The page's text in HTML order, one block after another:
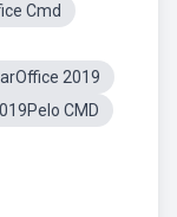
Cmd
2019
CMD